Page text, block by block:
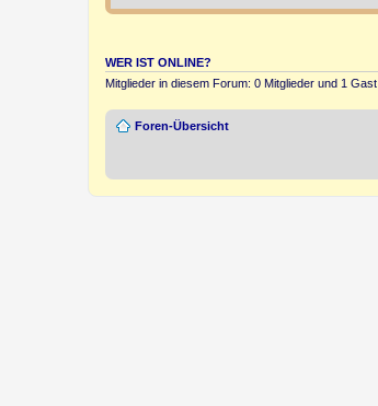
WER IST ONLINE?
Mitglieder in diesem Forum: 0 Mitglieder und 1 Gast
Foren-Übersicht